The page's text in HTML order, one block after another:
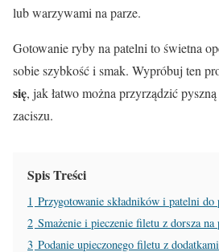
lub warzywami na parze.
Gotowanie ryby na patelni to świetna
sobie szybkość i smak. Wypróbuj ten
się, jak łatwo można przyrządzić
zaciszu.
Spis Treści
1 Przygotowanie składników i patelni do
2 Smażenie i pieczenie filetu z dorsza na
3 Podanie upieczonego filetu z dodatkami